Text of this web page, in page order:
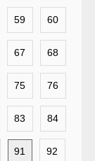
59 60
67 68
75 76
83 84
91 92